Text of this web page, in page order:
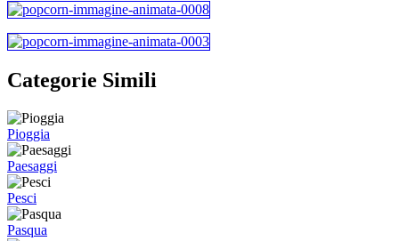
Categorie Simili
Pioggia
Paesaggi
Pesci
Pasqua